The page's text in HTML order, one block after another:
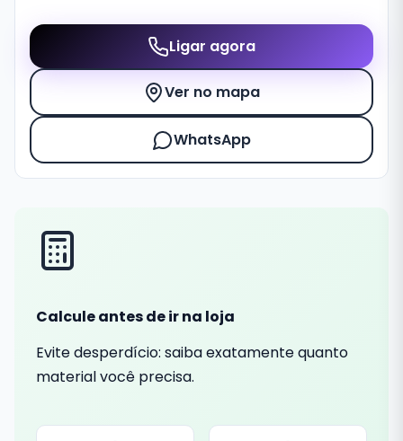
Ligar agora
Ver no mapa
WhatsApp
Calcule antes de ir na loja
Evite desperdício: saiba exatamente quanto
material você precisa.